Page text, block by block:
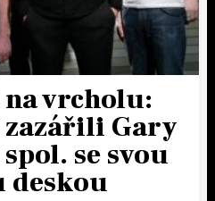
vrcholu:
zazářili Gary
se svou
deskou